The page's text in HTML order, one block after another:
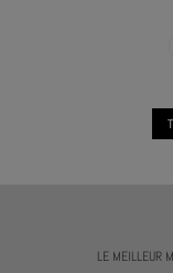
LE MEILLEUR